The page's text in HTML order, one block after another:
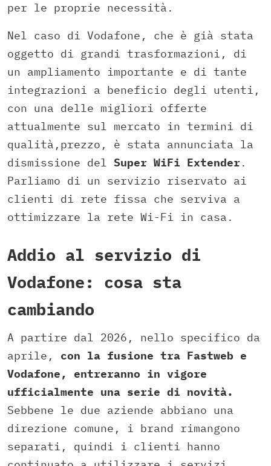
per le proprie necessità.
Nel caso di Vodafone, che è già stata
oggetto di grandi trasformazioni, di
un ampliamento importante e di tante
integrazioni a beneficio degli utenti,
con una delle migliori offerte
attualmente sul mercato in termini di
qualità,prezzo, è stata annunciata la
dismissione del Super WiFi Extender .
Parliamo di un servizio riservato ai
clienti di rete fissa che serviva a
ottimizzare la rete Wi-Fi in casa.
Addio al servizio di
Vodafone: cosa sta
cambiando
A partire dal 2026, nello specifico da
aprile,
con la fusione tra Fastweb e
Vodafone, entreranno in vigore
ufficialmente una serie di novità.
Sebbene le due aziende abbiano una
direzione comune, i brand rimangono
separati, quindi i clienti hanno